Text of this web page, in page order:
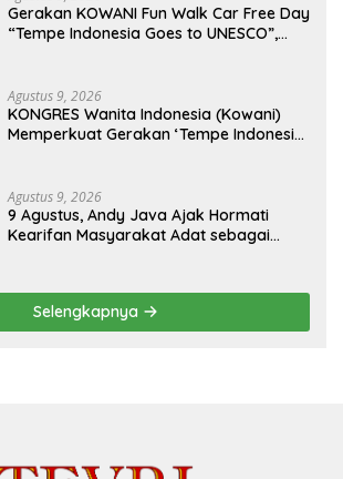
Gerakan KOWANI Fun Walk Car Free Day
“Tempe Indonesia Goes to UNESCO”,
Agustus 9, 2026
KONGRES Wanita Indonesia (Kowani)
Memperkuat Gerakan ‘Tempe Indonesia
Agustus 9, 2026
9 Agustus, Andy Java Ajak Hormati
Kearifan Masyarakat Adat sebagai
Selengkapnya